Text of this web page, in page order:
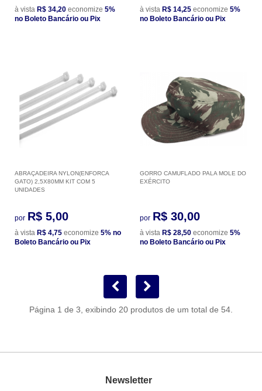
à vista R$ 34,20 economize 5%
no Boleto Bancário ou Pix
à vista R$ 14,25 economize 5%
no Boleto Bancário ou Pix
ABRAÇADEIRA NYLON(ENFORCA
GATO) 2,5X80MM KIT COM 5
UNIDADES
por R$ 5,00
à vista R$ 4,75 economize 5% no
Boleto Bancário ou Pix
GORRO CAMUFLADO PALA MOLE DO
EXÉRCITO
por R$ 30,00
à vista R$ 28,50 economize 5%
no Boleto Bancário ou Pix
Página 1 de 3, exibindo 20 produtos de um total de 54.
Newsletter